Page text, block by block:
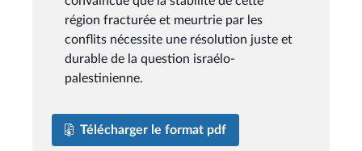
région fracturée et meurtrie par les
conflits nécessite une résolution juste et
durable de la question israélo-
palestinienne.
Télécharger le format pdf